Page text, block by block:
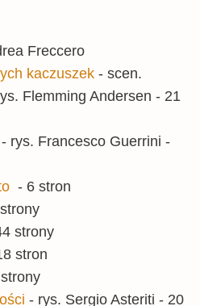
Freccero
kaczuszek - scen.
Flemming Andersen - 21
- rys. Francesco Guerrini -
- 6 stron
strony
stron
- rys. Sergio Asteriti - 20